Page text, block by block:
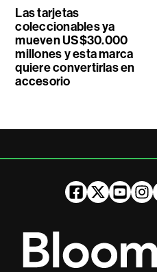
Las tarjetas
coleccionables ya
mueven US$30.000
millones y esta marca
quiere convertirlas en
accesorio